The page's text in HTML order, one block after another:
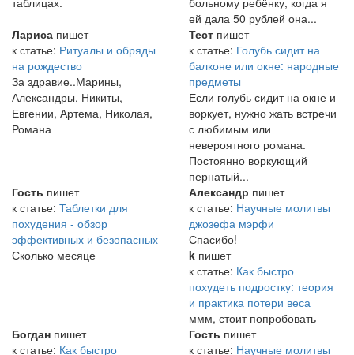
ей дала 50 рублей она...
Лариса пишет
к статье: Ритуалы и обряды
на рождество
За здравие..Марины,
Александры, Никиты,
Евгении, Артема, Николая,
Романа
Тест пишет
к статье: Голубь сидит на
балконе или окне: народные
предметы
Если голубь сидит на окне и
воркует, нужно жать встречи
с любимым или
невероятного романа.
Постоянно воркующий
пернатый...
Гость пишет
к статье: Таблетки для
похудения - обзор
эффективных и безопасных
Сколько месяце
Александр пишет
к статье: Научные молитвы
джозефа мэрфи
Спасибо!
k пишет
к статье: Как быстро
похудеть подростку: теория
и практика потери веса
ммм, стоит попробовать
Богдан пишет
к статье: Как быстро
Гость пишет
к статье: Научные молитвы